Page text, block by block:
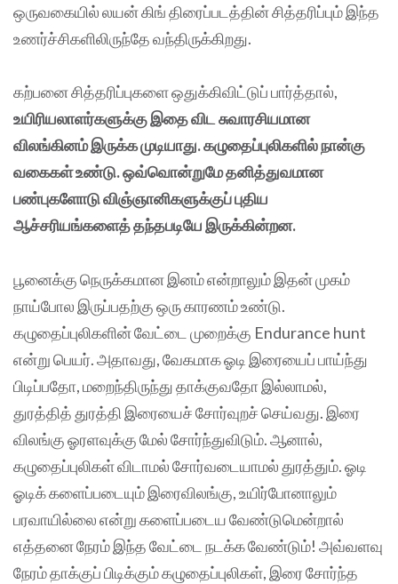
ஒருவகையில் லயன் கிங் திரைப்படத்தின் சித்தரிப்பும் இந்த
உணர்ச்சிகளிலிருந்தே வந்திருக்கிறது.
கற்பனை சித்தரிப்புகளை ஒதுக்கிவிட்டுப் பார்த்தால்,
உயிரியலாளர்களுக்கு இதை விட சுவாரசியமான
விலங்கினம் இருக்க முடியாது. கழுதைப்புலிகளில் நான்கு
வகைகள் உண்டு. ஒவ்வொன்றுமே தனித்துவமான
பண்புகளோடு விஞ்ஞானிகளுக்குப் புதிய
ஆச்சரியங்களைத் தந்தபடியே இருக்கின்றன.
பூனைக்கு நெருக்கமான இனம் என்றாலும் இதன் முகம்
நாய்போல இருப்பதற்கு ஒரு காரணம் உண்டு.
கழுதைப்புலிகளின் வேட்டை முறைக்கு Endurance hunt
என்று பெயர். அதாவது, வேகமாக ஓடி இரையைப் பாய்ந்து
பிடிப்பதோ, மறைந்திருந்து தாக்குவதோ இல்லாமல்,
துரத்தித் துரத்தி இரையைச் சோர்வுறச் செய்வது. இரை
விலங்கு ஓரளவுக்கு மேல் சோர்ந்துவிடும். ஆனால்,
கழுதைப்புலிகள் விடாமல் சோர்வடையாமல் துரத்தும். ஓடி
ஓடிக் களைப்படையும் இரைவிலங்கு, உயிர்போனாலும்
பரவாயில்லை என்று களைப்படைய வேண்டுமென்றால்
எத்தனை நேரம் இந்த வேட்டை நடக்க வேண்டும்! அவ்வளவு
நேரம் தாக்குப் பிடிக்கும் கழுதைப்புலிகள், இரை சோர்ந்த